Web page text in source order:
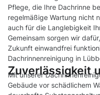
Pflege, die Ihre Dachrinne
regelmäßige Wartung nicht
auch für die Langlebigkeit
Gemeinsam sorgen wir
Zukunft einwandfrei
Dachrinnenreinigung in
Zuverlässigkeit
Mit unserer
Gebäude vor schädlichem